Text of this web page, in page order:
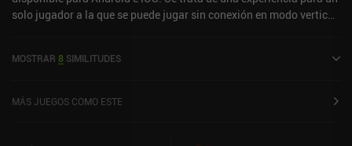
solo jugador a la que se puede jugar sin conexión en modo vertical.
5,0 en la App Store de iOS.
MOSTRAR 8 SIMILITUDES
MÁS JUEGOS COMO ESTE